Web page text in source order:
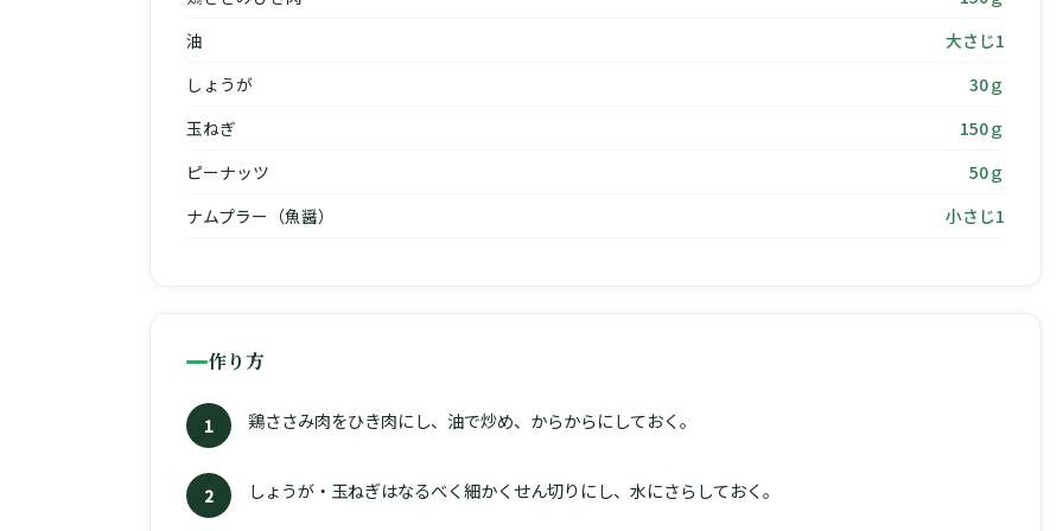
油
大さじ1
しょうが
30ｇ
玉ねぎ
150ｇ
ピーナッツ
50ｇ
ナムプラー（魚醤）
小さじ1
作り方
1 鶏ささみ肉をひき肉にし、油で炒め、からからにしておく。
2 しょうが・玉ねぎはなるべく細かくせん切りにし、水にさらしておく。